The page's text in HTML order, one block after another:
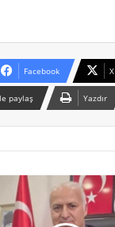
Facebook X
paylaş Yazdır